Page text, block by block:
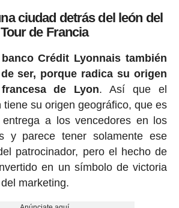
ciudad detrás del león del
Tour de Francia
Crédit Lyonnais también
ser, porque radica su origen
de Lyon. Así que el
tiene su origen geográfico, que es
a los vencedores en los
y parece tener solamente ese
patrocinador, pero el hecho de
en un símbolo de victoria
marketing.